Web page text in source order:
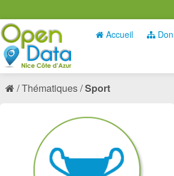
Accueil
Thématiques Sport